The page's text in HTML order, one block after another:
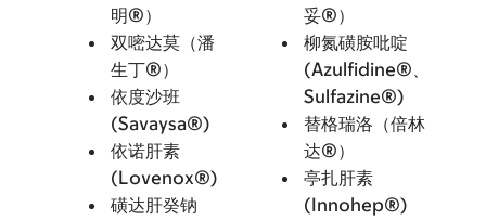
明®）
双嘧达莫（潘
生丁®）
依度沙班
(Savaysa®)
依诺肝素
(Lovenox®)
磺达肝癸钠
妥®）
柳氮磺胺吡啶
(Azulfidine®、
Sulfazine®)
替格瑞洛（倍林
达®）
亭扎肝素
(Innohep®)